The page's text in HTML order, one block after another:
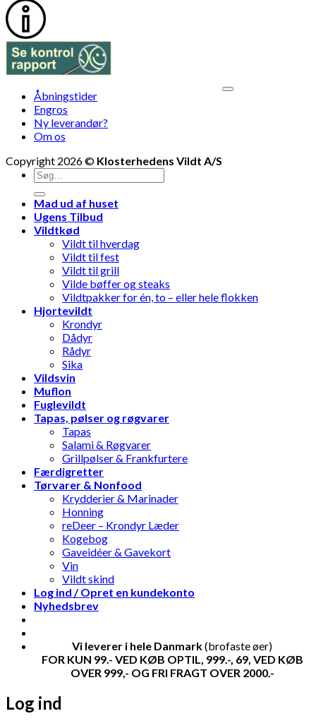
Åbningstider
Engros
Ny leverandør?
Om os
Copyright 2026 © Klosterhedens Vildt A/S
Søg
efter:
Mad ud af huset
Ugens Tilbud
Vildtkød
Vildt til hverdag
Vildt til fest
Vildt til grill
Vilde bøffer og steaks
Vildtpakker for én, to – eller hele flokken
Hjortevildt
Krondyr
Dådyr
Rådyr
Sika
Vildsvin
Muflon
Fuglevildt
Tapas, pølser og røgvarer
Tapas
Salami & Røgvarer
Grillpølser & Frankfurtere
Færdigretter
Tørvarer & Nonfood
Krydderier & Marinader
Honning
reDeer – Krondyr Læder
Kogebog
Gaveidéer & Gavekort
Vin
Vildt skind
Log ind / Opret en kundekonto
Nyhedsbrev
Vi leverer i hele Danmark(brofaste øer)
FOR KUN 99.- VED KØB OPTIL, 999.-, 69, VED KØB
OVER 999,- OG FRI FRAGT OVER 2000.-
Log ind